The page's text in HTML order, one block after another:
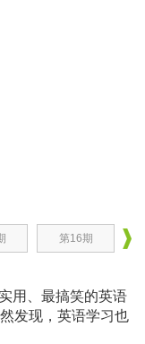
第16期
用、最搞笑的英语
发现，英语学习也